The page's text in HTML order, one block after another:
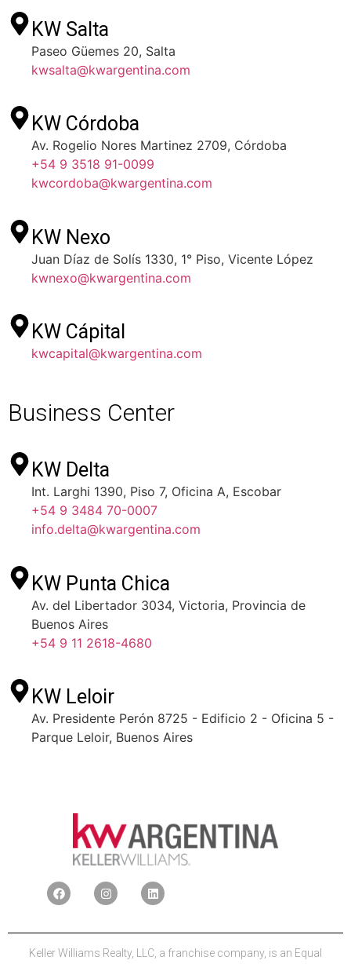
KW Salta
Paseo Güemes 20, Salta
kwsalta@kwargentina.com
KW Córdoba
Av. Rogelio Nores Martinez 2709, Córdoba
+54 9 3518 91-0099
kwcordoba@kwargentina.com
KW Nexo
Juan Díaz de Solís 1330, 1° Piso, Vicente López
kwnexo@kwargentina.com
KW Cápital
kwcapital@kwargentina.com
Business Center
KW Delta
Int. Larghi 1390, Piso 7, Oficina A, Escobar
+54 9 3484 70-0007
info.delta@kwargentina.com
KW Punta Chica
Av. del Libertador 3034, Victoria, Provincia de
Buenos Aires
+54 9 11 2618-4680
KW Leloir
Av. Presidente Perón 8725 - Edificio 2 - Oficina 5 -
Parque Leloir, Buenos Aires
Keller Williams Realty, LLC, a franchise company, is an Equal